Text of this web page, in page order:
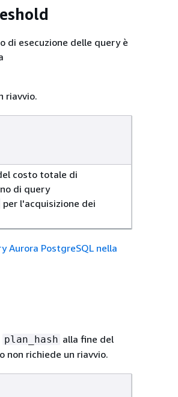
di esecuzione delle query è
riavvio.
costo totale di
di query
per l'acquisizione dei
Aurora PostgreSQL nella
plan_hash alla fine del
non richiede un riavvio.